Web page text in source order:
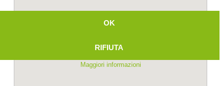
OK
RIFIUTA
Maggiori informazioni